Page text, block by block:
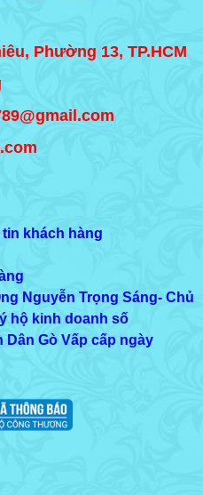
Phường 13, TP.HCM
khách hàng
Nguyễn Trọng Sáng- Chủ
hộ kinh doanh số
Dân Gò Vấp cấp ngày